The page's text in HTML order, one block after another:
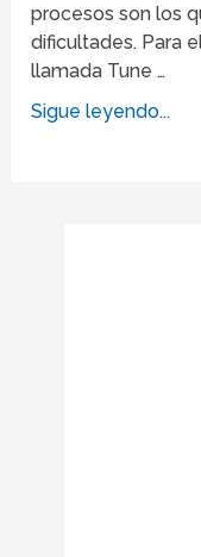
procesos son los
dificultades. Para
llamada Tune …
Sigue leyendo...